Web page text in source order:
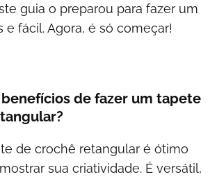
guia o preparou para fazer um
fácil. Agora, é só começar!
benefícios de fazer um tapete
de crochê retangular é ótimo
sua criatividade. É versátil,